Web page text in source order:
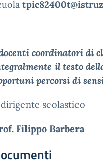
coordinatori di
il testo
percorsi di
scolastico
Filippo Barbera